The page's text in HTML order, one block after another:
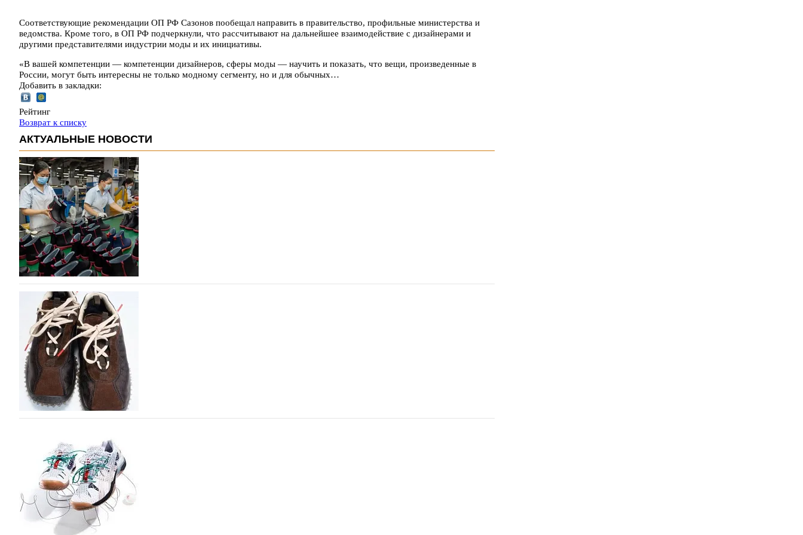
Соответствующие рекомендации ОП РФ Сазонов пообещал направить в правительство, профильные министерства и
ведомства. Кроме того, в ОП РФ подчеркнули, что рассчитывают на дальнейшее взаимодействие с дизайнерами и
другими представителями индустрии моды и их инициативы.
«В вашей компетенции — компетенции дизайнеров, сферы моды — научить и показать, что вещи, произведенные в
России, могут быть интересны не только модному сегменту, но и для обычных…
Добавить в закладки:
Рейтинг
Возврат к списку
АКТУАЛЬНЫЕ НОВОСТИ
Объем мирового производства обуви в 2025 году практически не увеличился
В 2025 году мировое производство обуви практически не изменилось, зафиксировав незначительный рост
на 0,1% до 24,6 млрд пар, - данные опубликованы в аналитическом вестнике «Всемирный ежегодник обуви
2026», Португальской ассоциацией…
06.08.2026 113
Популярный силуэт бренда,1999 года выпуска, соответствует сегодняшнему тренду на
сникерины (гибридный вариант балеток и кроссовок обтекаемой формы и с тонкой подошвой). Но в
модели Miu Miu Bubble присутствует еще и…
05.08.2026 1488